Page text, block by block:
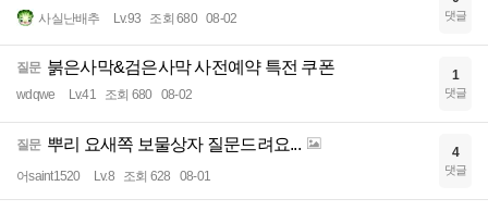
사실난배추 Lv.93 조회 680 08-02 댓글
질문 붉은사막&검은사막 사전예약 특전 쿠폰
wdqwe Lv.41 조회 680 08-02
1
댓글
질문 뿌리 요새쪽 보물상자 질문드려요...
어saint1520 Lv.8 조회 628 08-01
4
댓글